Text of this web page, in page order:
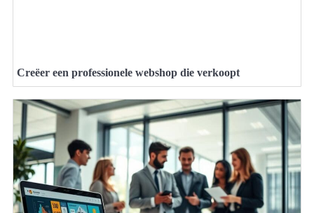
Creëer een professionele webshop die verkoopt